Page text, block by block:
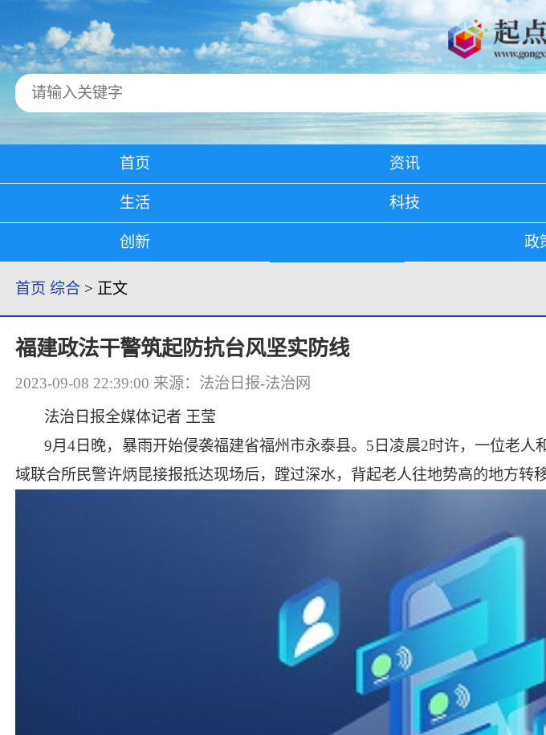
首页 资讯
生活 科技
创新 政
首页 综合 > 正文
​福建政法干警筑起防抗台风坚实防线
2023-09-08 22:39:00 来源：法治日报-法治网
法治日报全媒体记者 王莹
9月4日晚，暴雨开始侵袭福建省福州市永泰县。5日凌晨2时许，一位老
域联合所民警许炳昆接报抵达现场后，蹚过深水，背起老人往地势高的地方转